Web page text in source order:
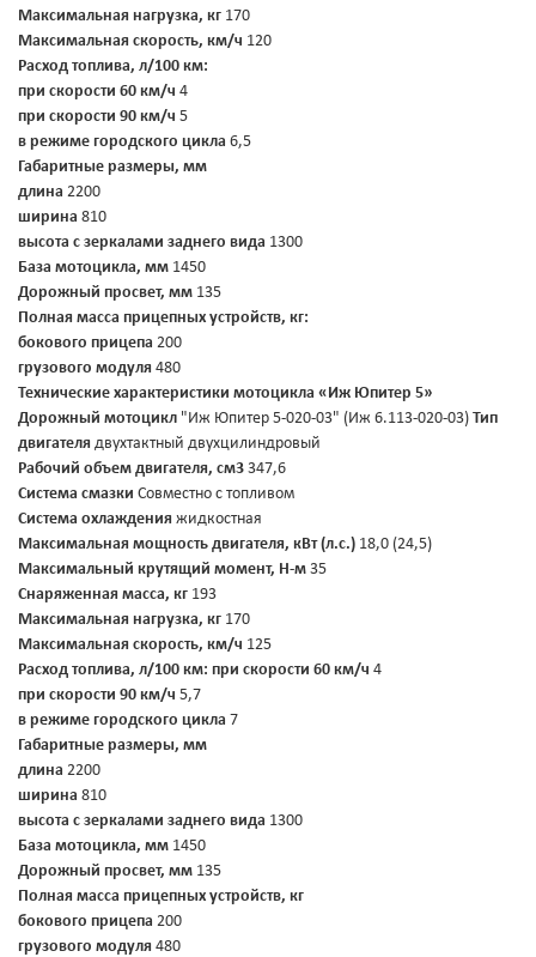
Максимальная нагрузка, кг 170
Максимальная скорость, км/ч 120
Расход топлива, л/100 км:
при скорости 60 км/ч 4
при скорости 90 км/ч 5
в режиме городского цикла 6,5
Габаритные размеры, мм
длина 2200
ширина 810
высота с зеркалами заднего вида 1300
База мотоцикла, мм 1450
Дорожный просвет, мм 135
Полная масса прицепных устройств, кг:
бокового прицепа 200
грузового модуля 480
Технические характеристики мотоцикла «Иж Юпитер 5»
Дорожный мотоцикл "Иж Юпитер 5-020-03" (Иж 6.113-020-03) Тип
двигателя двухтактный двухцилиндровый
Рабочий объем двигателя, см3 347,6
Система смазки Совместно с топливом
Система охлаждения жидкостная
Максимальная мощность двигателя, кВт (л.с.) 18,0 (24,5)
Максимальный крутящий момент, Н-м 35
Снаряженная масса, кг 193
Максимальная нагрузка, кг 170
Максимальная скорость, км/ч 125
Расход топлива, л/100 км: при скорости 60 км/ч 4
при скорости 90 км/ч 5,7
в режиме городского цикла 7
Габаритные размеры, мм
длина 2200
ширина 810
высота с зеркалами заднего вида 1300
База мотоцикла, мм 1450
Дорожный просвет, мм 135
Полная масса прицепных устройств, кг
бокового прицепа 200
грузового модуля 480